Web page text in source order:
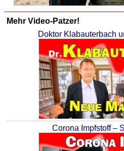
Mehr Video-Patzer!
Doktor Klabauterbach
Corona Impfstoff –